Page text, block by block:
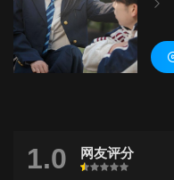
1.0 网友评分
很差
较差还行推荐力荐